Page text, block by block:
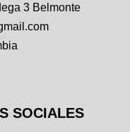
3 Belmonte
SOCIALES